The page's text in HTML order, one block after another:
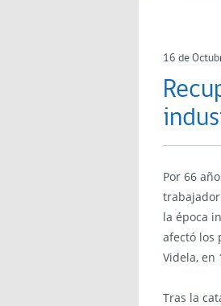
16 de
Por 66
la época
afectó los
Videla, en
Tras la